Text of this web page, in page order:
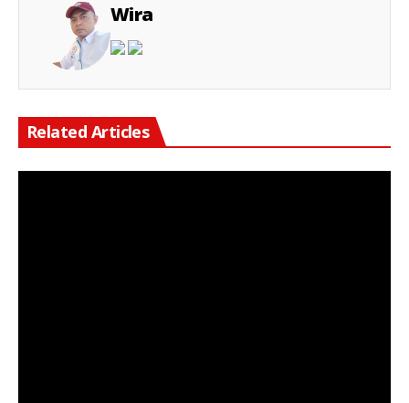
Wira
Related Articles
Keterangan Gambar: Aipda Yuli Roy, Saat Kegiatan